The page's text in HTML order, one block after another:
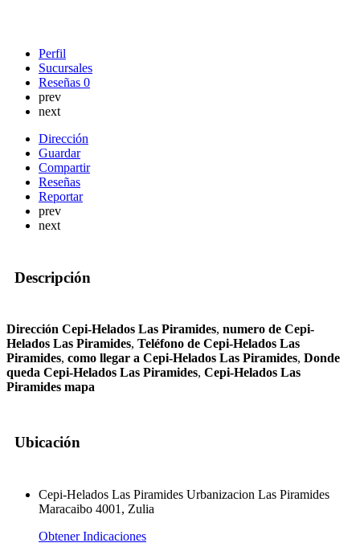
Perfil
Sucursales
Reseñas 0
prev
next
Dirección
Guardar
Compartir
Reseñas
Reportar
prev
next
Descripción
Dirección Cepi-Helados Las Piramides, numero de Cepi-
Helados Las Piramides, Teléfono de Cepi-Helados Las
Piramides, como llegar a Cepi-Helados Las Piramides, Donde
queda Cepi-Helados Las Piramides, Cepi-Helados Las
Piramides mapa
Ubicación
Cepi-Helados Las Piramides Urbanizacion Las Piramides
Maracaibo 4001, Zulia
Obtener Indicaciones